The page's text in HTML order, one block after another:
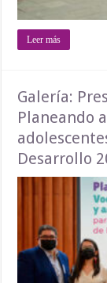
Leer más
Galería:
Planeando
Desarrollo